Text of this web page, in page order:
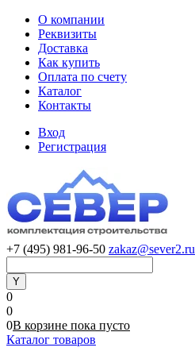
О компании
Реквизиты
Доставка
Как купить
Оплата по счету
Каталог
Контакты
Вход
Регистрация
+7 (495) 981-96-50 zakaz@sever2.ru
0
0
0В корзине пока пусто
Каталог товаров